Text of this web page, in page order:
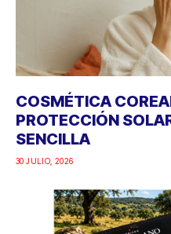
COSMÉTICA
PROTECCIÓN
SENCILLA
30 JULIO, 2026